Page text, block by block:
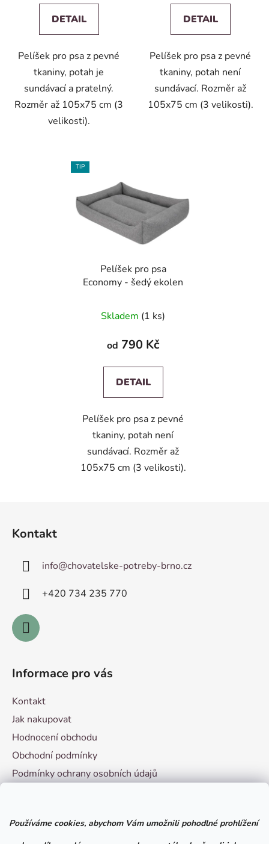
Používáme cookies, abychom Vám umožnili pohodlné prohlížení
DETAIL
Pelíšek pro psa z pevné
tkaniny, potah je
sundávací a pratelný.
Rozměr až 105x75 cm (3
velikosti).
DETAIL
Pelíšek pro psa z pevné
tkaniny, potah není
sundávací. Rozměr až
105x75 cm (3 velikosti).
TIP
Pelíšek pro psa
Economy - šedý ekolen
Skladem (1 ks)
od 790 Kč
DETAIL
Pelíšek pro psa z pevné
tkaniny, potah není
sundávací. Rozměr až
105x75 cm (3 velikosti).
Kontakt
info@chovatelske-potreby-brno.cz
+420 ­734 235 770
Informace pro vás
Kontakt
Jak nakupovat
Hodnocení obchodu
Obchodní podmínky
Podmínky ochrany osobních údajů